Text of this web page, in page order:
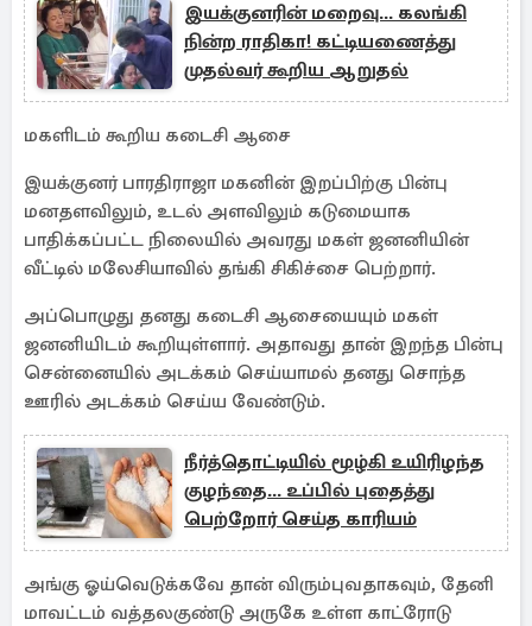
இயக்குனரின் மறைவு... கலங்கி
நின்ற ராதிகா! கட்டியணைத்து
முதல்வர் கூறிய ஆறுதல்
மகளிடம் கூறிய கடைசி ஆசை
இயக்குனர் பாரதிராஜா மகனின் இறப்பிற்கு பின்பு
மனதளவிலும், உடல் அளவிலும் கடுமையாக
பாதிக்கப்பட்ட நிலையில் அவரது மகள் ஜனனியின்
வீட்டில் மலேசியாவில் தங்கி சிகிச்சை பெற்றார்.
அப்பொழுது தனது கடைசி ஆசையையும் மகள்
ஜனனியிடம் கூறியுள்ளார். அதாவது தான் இறந்த பின்பு
சென்னையில் அடக்கம் செய்யாமல் தனது சொந்த
ஊரில் அடக்கம் செய்ய வேண்டும்.
நீர்த்தொட்டியில் மூழ்கி உயிரிழந்த
குழந்தை... உப்பில் புதைத்து
பெற்றோர் செய்த காரியம்
அங்கு ஓய்வெடுக்கவே தான் விரும்புவதாகவும், தேனி
மாவட்டம் வத்தலகுண்டு அருகே உள்ள காட்ரோடு